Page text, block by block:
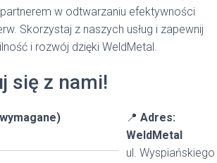
w odtwarzaniu efektywności
Skorzystaj z naszych usług i zapewnij
i rozwój dzięki WeldMetal.
się z nami!
📍 Adres:
WeldMetal
ul.